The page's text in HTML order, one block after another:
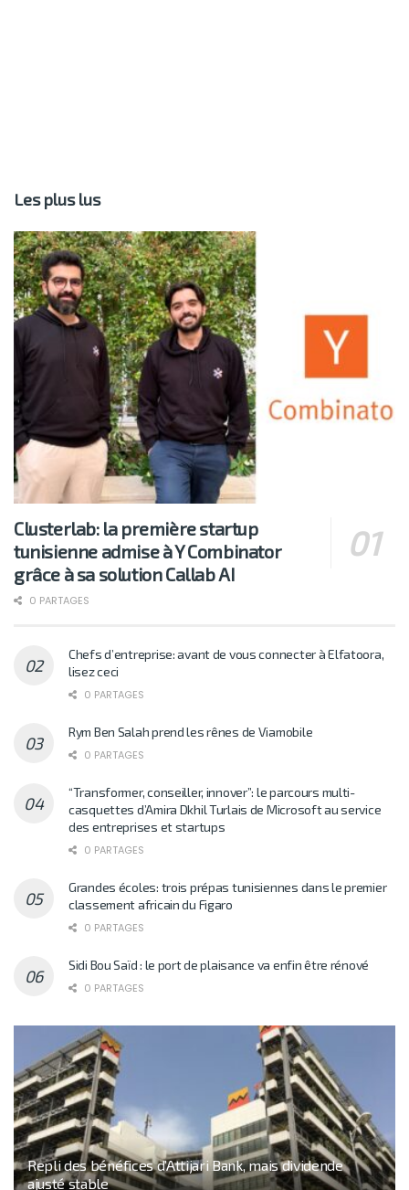
Les plus lus
Clusterlab: la première startup
tunisienne admise à Y Combinator
grâce à sa solution Callab AI
0 PARTAGES
Chefs d’entreprise: avant de vous connecter à Elfatoora,
lisez ceci
0 PARTAGES
Rym Ben Salah prend les rênes de Viamobile
0 PARTAGES
“Transformer, conseiller, innover”: le parcours multi-
casquettes d’Amira Dkhil Turlais de Microsoft au service
des entreprises et startups
0 PARTAGES
Grandes écoles: trois prépas tunisiennes dans le premier
classement africain du Figaro
0 PARTAGES
Sidi Bou Saïd : le port de plaisance va enfin être rénové
0 PARTAGES
Repli des bénéfices d’Attijari Bank, mais dividende
ajusté stable